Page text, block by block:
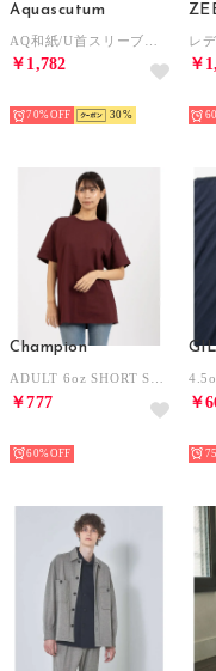
Aquascutum
￥1,782
70% 30
￥
Champion
￥777
60%
￥